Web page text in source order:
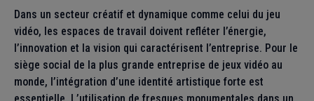
Dans un secteur créatif et dynamique comme celui du jeu
vidéo, les espaces de travail doivent refléter l’énergie,
l’innovation et la vision qui caractérisent l’entreprise. Pour le
siège social de la plus grande entreprise de jeux vidéo au
monde, l’intégration d’une identité artistique forte est
essentielle. L’utilisation de fresques monumentales dans un